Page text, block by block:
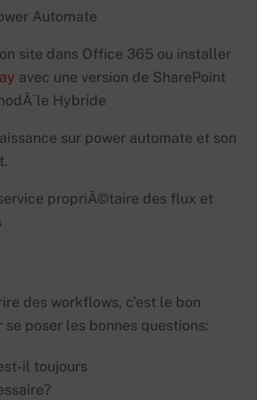
Automate
site dans Office 365 ou installer
avec une version de SharePoint
Hybride
sur power automate et son
propriÃ©taire des flux et
des workflows, c’est le bon
se poser les bonnes questions:
il toujours